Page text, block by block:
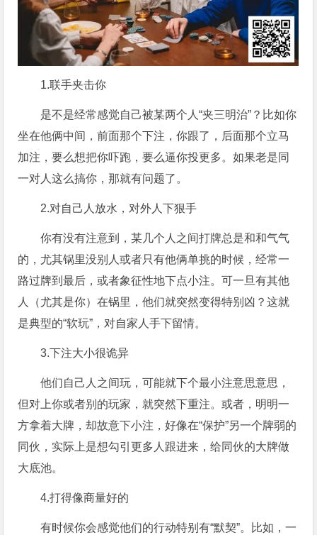
1.联手夹击你
是不是经常感觉自己被某两个人“夹三明治”？比如你
坐在他俩中间，前面那个下注，你跟了，后面那个立马
加注，要么想把你吓跑，要么逼你投更多。如果老是同
一对人这么搞你，那就有问题了。
2.对自己人放水，对外人下狠手
你有没有注意到，某几个人之间打牌总是和和气气
的，尤其锅里没别人或者只有他俩单挑的时候，经常一
路过牌到最后，或者象征性地下点小注。可一旦有其他
人（尤其是你）在锅里，他们就突然变得特别凶？这就
是典型的“软玩”，对自家人手下留情。
3.下注大小很诡异
他们自己人之间玩，可能就下个最小注意思意思，
但对上你或者别的玩家，就突然下重注。或者，明明一
方拿着大牌，却故意下小注，好像在“保护”另一个牌弱的
同伙，实际上是想勾引更多人跟进来，给同伙的大牌做
大底池。
4.打得像商量好的
有时候你会感觉他们的行动特别有“默契”。比如，一